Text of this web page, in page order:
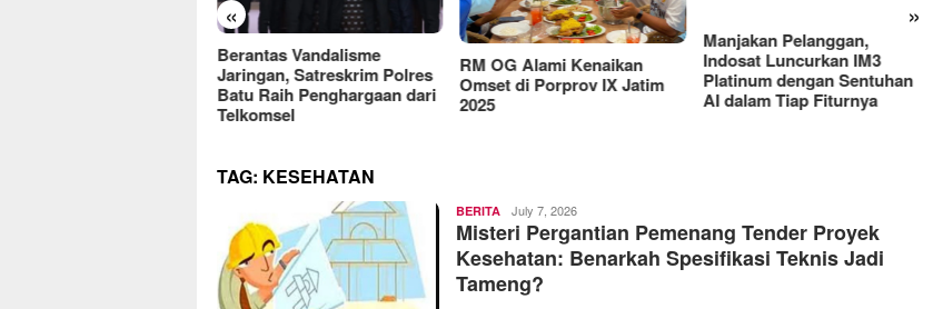
« »
Berantas Vandalisme
Jaringan, Satreskrim Polres
Batu Raih Penghargaan dari
Telkomsel
RM OG Alami Kenaikan
Omset di Porprov IX Jatim
2025
Manjakan Pelanggan,
Indosat Luncurkan IM3
Platinum dengan Sentuhan
TAG: KESEHATAN
BERITA Toski
Dermaleksana
July 7, 2026
Misteri Pergantian Pemenang Tender Proyek
Kesehatan: Benarkah Spesifikasi Teknis Jadi
Tameng?